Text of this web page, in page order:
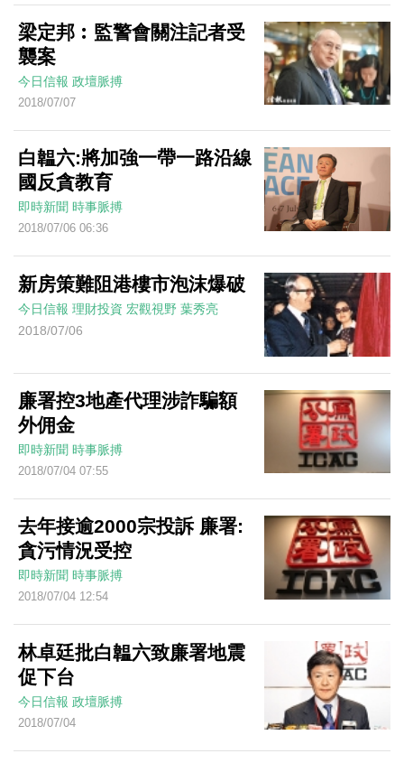
梁定邦︰監警會關注記者受
襲案
今日信報 政壇脈搏
2018/07/07
白韞六:將加強一帶一路沿線
國反貪教育
即時新聞 時事脈搏
2018/07/06 06:36
新房策難阻港樓市泡沫爆破
今日信報 理財投資 宏觀視野 葉秀亮
2018/07/06
廉署控3地產代理涉詐騙額
外佣金
即時新聞 時事脈搏
2018/07/04 07:55
去年接逾2000宗投訴 廉署:
貪污情況受控
即時新聞 時事脈搏
2018/07/04 12:54
林卓廷批白韞六致廉署地震
促下台
今日信報 政壇脈搏
2018/07/04